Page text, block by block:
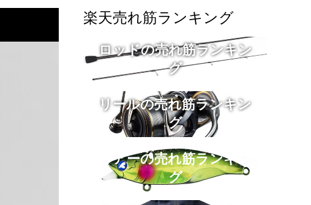
楽天売れ筋ランキング
ロッドの売れ筋ランキン
グ
リールの売れ筋ランキン
グ
ルアーの売れ筋ランキン
グ